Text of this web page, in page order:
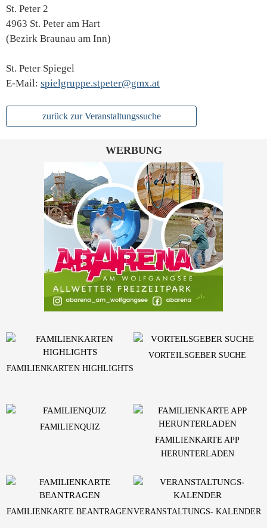
St. Peter 2
4963 St. Peter am Hart
(Bezirk Braunau am Inn)
St. Peter Spiegel
E-Mail: spielgruppe.stpeter@gmx.at
zurück zur Veranstaltungssuche
WERBUNG
FAMILIENKARTEN HIGHLIGHTS
VORTEILSGEBER SUCHE
FAMILIENQUIZ
FAMILIENKARTE APP
HERUNTERLADEN
FAMILIENKARTE BEANTRAGENVERANSTALTUNGS- KALENDER